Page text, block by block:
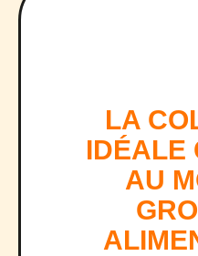
LA
IDÉALE
AU